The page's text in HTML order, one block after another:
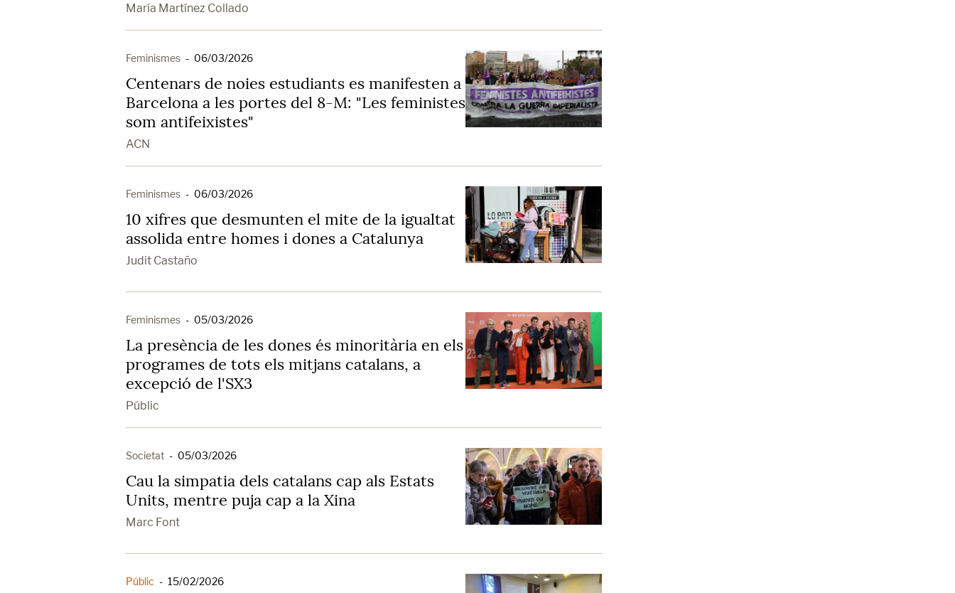
María Martínez Collado
Feminismes - 06/03/2026
Centenars de noies estudiants es manifesten a
Barcelona a les portes del 8-M: "Les feministes
som antifeixistes"
ACN
Feminismes - 06/03/2026
10 xifres que desmunten el mite de la igualtat
assolida entre homes i dones a Catalunya
Judit Castaño
Feminismes - 05/03/2026
La presència de les dones és minoritària en els
programes de tots els mitjans catalans, a
excepció de l'SX3
Públic
Societat - 05/03/2026
Cau la simpatia dels catalans cap als Estats
Units, mentre puja cap a la Xina
Marc Font
Públic - 15/02/2026